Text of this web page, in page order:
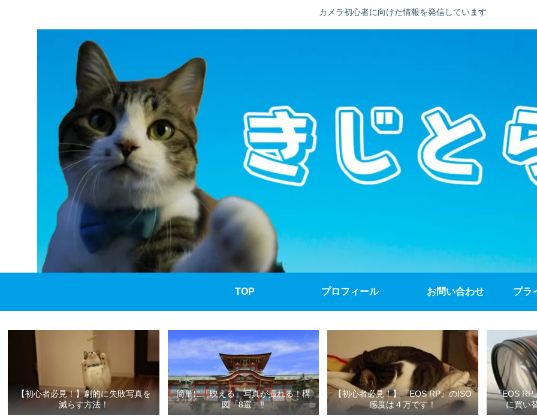
カメラ初心者に向けた情報を発信しています
TOP プロフィール お問い合わせ プラ
【初心者必見！】劇的に失敗写真を
減らす方法！
簡単に『映える』写真が撮れる！構
図「8選」‼
【初心者必見！】『EOS RP』のISO
感度は４万です！
『EOS RP
に買い